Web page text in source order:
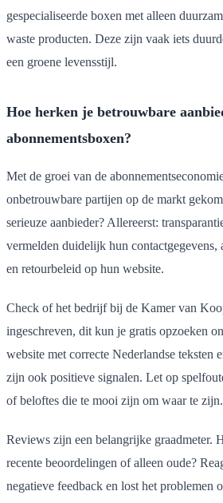
gespecialiseerde boxen met alleen
waste producten. Deze zijn vaak iets
een groene levensstijl.
Hoe herken je betrouwbare
abonnementsboxen?
Met de groei van de
onbetrouwbare partijen op de markt
serieuze aanbieder? Allereerst:
vermelden duidelijk hun contactgegevens,
en retourbeleid op hun website.
Check of het bedrijf bij de Kamer van
ingeschreven, dit kun je gratis opzoeken
website met correcte Nederlandse teksten
zijn ook positieve signalen. Let op
of beloftes die te mooi zijn om waar te zijn.
Reviews zijn een belangrijke graadmeter.
recente beoordelingen of alleen oude?
negatieve feedback en lost het problemen